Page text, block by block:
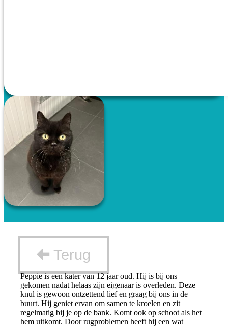
Terug
Peppie is een kater van 12 jaar oud. Hij is bij ons
gekomen nadat helaas zijn eigenaar is overleden. Deze
knul is gewoon ontzettend lief en graag bij ons in de
buurt. Hij geniet ervan om samen te kroelen en zit
regelmatig bij je op de bank. Komt ook op schoot als het
hem uitkomt. Door rugproblemen heeft hij een wat